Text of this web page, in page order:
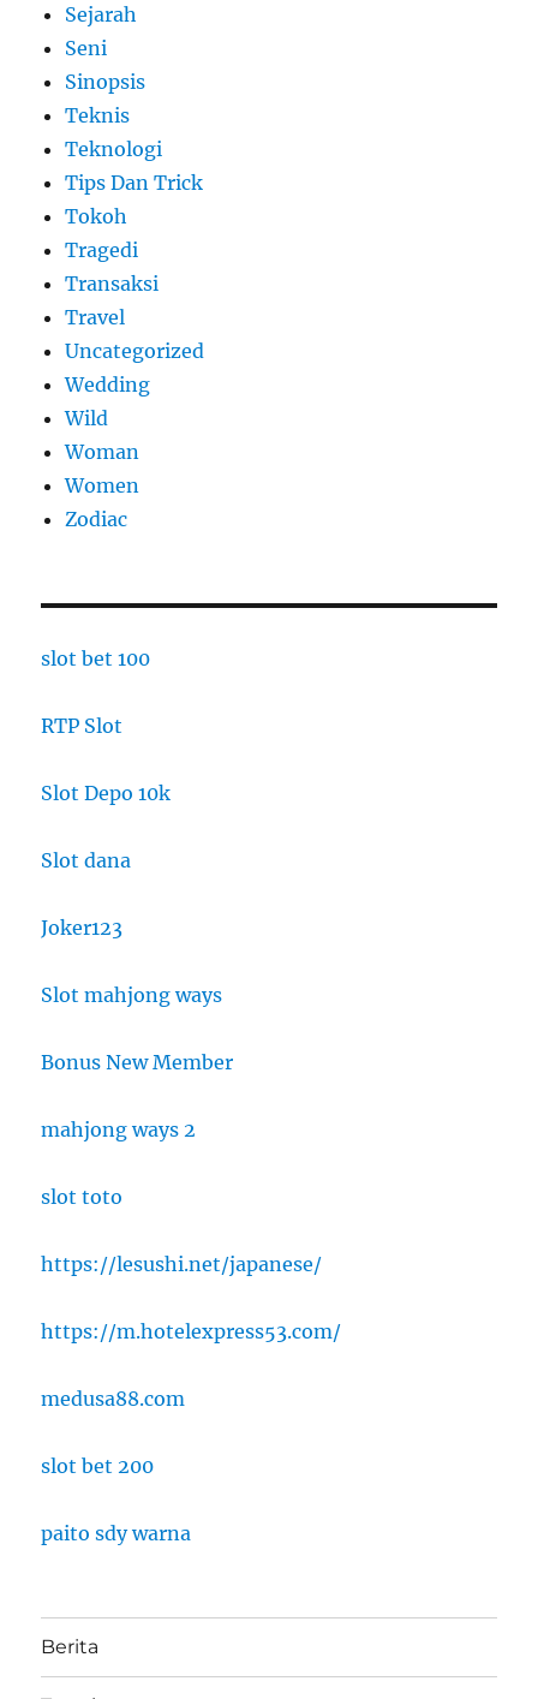
Sejarah
Seni
Sinopsis
Teknis
Teknologi
Tips Dan Trick
Tokoh
Tragedi
Transaksi
Travel
Uncategorized
Wedding
Wild
Woman
Women
Zodiac
slot bet 100
RTP Slot
Slot Depo 10k
Slot dana
Joker123
Slot mahjong ways
Bonus New Member
mahjong ways 2
slot toto
https://lesushi.net/japanese/
https://m.hotelexpress53.com/
medusa88.com
slot bet 200
paito sdy warna
Berita